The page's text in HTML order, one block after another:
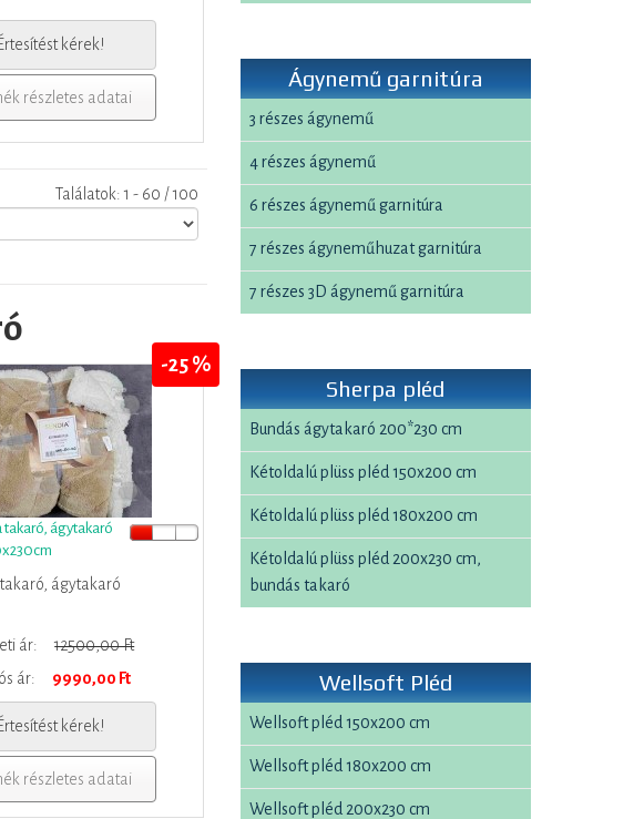
Értesítést kérek!
részletes adatai
Találatok: 1 - 60 / 100
takaró, ágytakaró
ágytakaró
-25 %
ár:
12500,00 Ft
ár:
9990,00 Ft
Értesítést kérek!
részletes adatai
Ágynemű garnitúra
3 részes ágynemű
4 részes ágynemű
6 részes ágynemű garnitúra
7 részes ágyneműhuzat garnitúra
7 részes 3D ágynemű garnitúra
Sherpa pléd
Bundás ágytakaró 200*230 cm
Kétoldalú plüss pléd 150x200 cm
Kétoldalú plüss pléd 180x200 cm
Kétoldalú plüss pléd 200x230 cm,
bundás takaró
Wellsoft Pléd
Wellsoft pléd 150x200 cm
Wellsoft pléd 180x200 cm
Wellsoft pléd 200x230 cm